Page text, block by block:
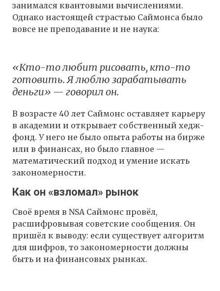
занимался квантовыми вычислениями.
Однако настоящей страстью Саймонса было
вовсе не преподавание и не наука:
«Кто-то любит рисовать, кто-то
готовить. Я люблю зарабатывать
деньги» — говорил он.
В возрасте 40 лет Саймонс оставляет карьеру
в академии и открывает собственный хедж-
фонд. У него не было опыта работы на бирже
или в финансах, но было главное —
математический подход и умение искать
закономерности.
Как он «взломал» рынок
Своё время в NSA Саймонс провёл,
расшифровывая советские сообщения. Он
пришёл к выводу: если существует алгоритм
для шифров, то закономерности должны
быть и на финансовых рынках.